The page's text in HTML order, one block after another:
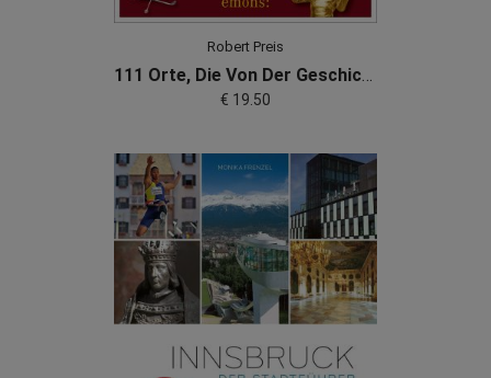
Robert Preis
111 Orte, Die Von Der Geschichte Österreichs Erzählen
€ 19.50